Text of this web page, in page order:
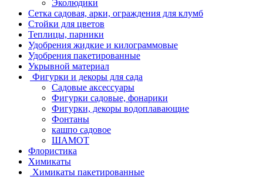
Эколюдики
Сетка садовая, арки, ограждения для клумб
Стойки для цветов
Теплицы, парники
Удобрения жидкие и килограммовые
Удобрения пакетированные
Укрывной материал
Фигурки и декоры для сада
Садовые аксессуары
Фигурки садовые, фонарики
Фигурки, декоры водоплавающие
Фонтаны
кашпо садовое
ШАМОТ
Флористика
Химикаты
Химикаты пакетированные